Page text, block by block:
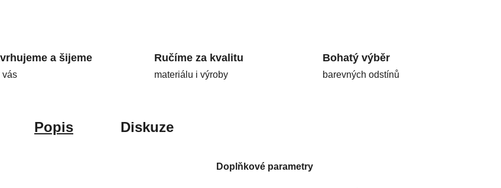
a šijeme
vás
Ručíme za kvalitu
materiálu i výroby
Bohatý výběr
barevných odstínů
Popis Diskuze
Doplňkové parametry